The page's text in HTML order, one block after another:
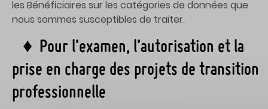
les Bénéficiaires sur les catégories de données que
nous sommes susceptibles de traiter.
♦ Pour l’examen, l’autorisation et la
prise en charge des projets de transition
professionnelle